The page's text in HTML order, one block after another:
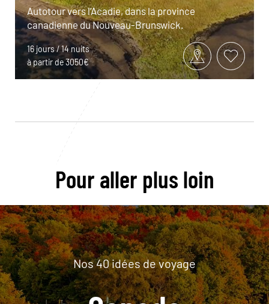
Autotour vers l’Acadie, dans la province
canadienne du Nouveau-Brunswick.
16 jours / 14 nuits
à partir de 3050€
Pour aller plus loin
Nos 40 idées de voyage